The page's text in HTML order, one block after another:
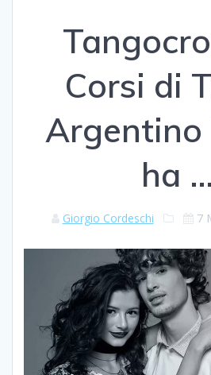
Corsi di
Argentino
ha …
Giorgio Cordeschi 7